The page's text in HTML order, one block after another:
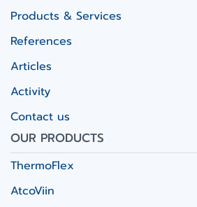
Products & Services
References
Articles
Activity
Contact us
OUR PRODUCTS
ThermoFlex
AtcoViin